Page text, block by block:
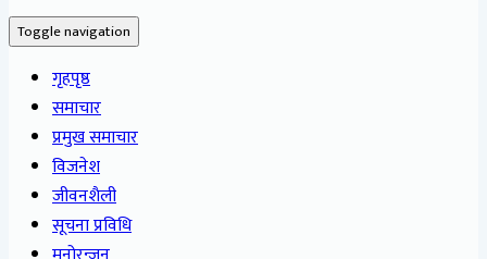
Toggle navigation
गृहपृष्ठ
समाचार
प्रमुख समाचार
विजनेश
जीवनशैली
सूचना प्रविधि